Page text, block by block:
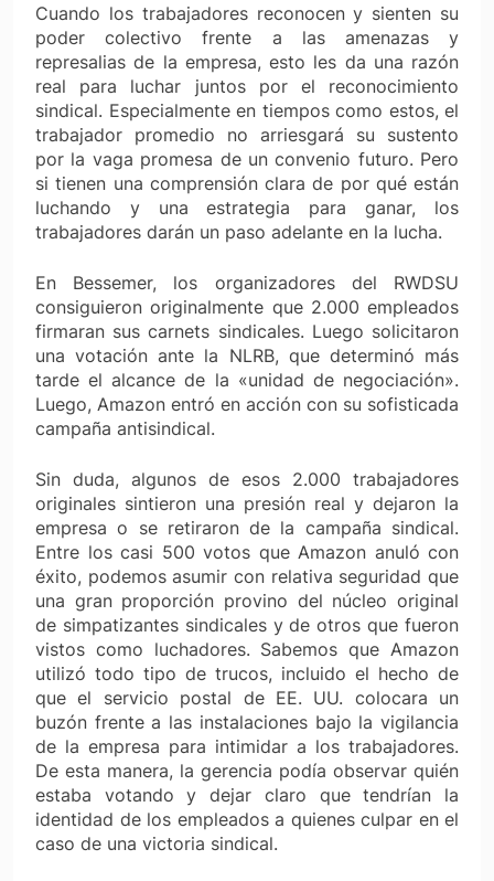
Cuando los trabajadores reconocen y sienten su
poder colectivo frente a las amenazas y
represalias de la empresa, esto les da una razón
real para luchar juntos por el reconocimiento
sindical. Especialmente en tiempos como estos, el
trabajador promedio no arriesgará su sustento
por la vaga promesa de un convenio futuro. Pero
si tienen una comprensión clara de por qué están
luchando y una estrategia para ganar, los
trabajadores darán un paso adelante en la lucha.
En Bessemer, los organizadores del RWDSU
consiguieron originalmente que 2.000 empleados
firmaran sus carnets sindicales. Luego solicitaron
una votación ante la NLRB, que determinó más
tarde el alcance de la «unidad de negociación».
Luego, Amazon entró en acción con su sofisticada
campaña antisindical.
Sin duda, algunos de esos 2.000 trabajadores
originales sintieron una presión real y dejaron la
empresa o se retiraron de la campaña sindical.
Entre los casi 500 votos que Amazon anuló con
éxito, podemos asumir con relativa seguridad que
una gran proporción provino del núcleo original
de simpatizantes sindicales y de otros que fueron
vistos como luchadores. Sabemos que Amazon
utilizó todo tipo de trucos, incluido el hecho de
que el servicio postal de EE. UU. colocara un
buzón frente a las instalaciones bajo la vigilancia
de la empresa para intimidar a los trabajadores.
De esta manera, la gerencia podía observar quién
estaba votando y dejar claro que tendrían la
identidad de los empleados a quienes culpar en el
caso de una victoria sindical.